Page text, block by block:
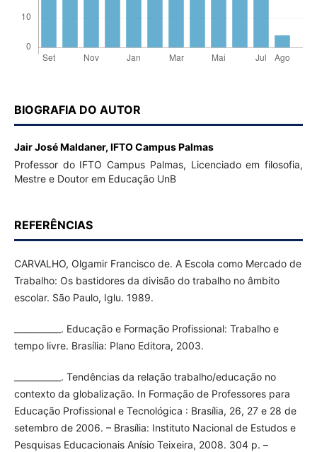
BIOGRAFIA DO AUTOR
Jair José Maldaner, IFTO Campus Palmas
Professor do IFTO Campus Palmas, Licenciado em filosofia,
Mestre e Doutor em Educação UnB
REFERÊNCIAS
CARVALHO, Olgamir Francisco de. A Escola como Mercado de
Trabalho: Os bastidores da divisão do trabalho no âmbito
escolar. São Paulo, Iglu. 1989.
___________. Educação e Formação Profissional: Trabalho e
tempo livre. Brasília: Plano Editora, 2003.
___________. Tendências da relação trabalho/educação no
contexto da globalização. In Formação de Professores para
Educação Profissional e Tecnológica : Brasília, 26, 27 e 28 de
setembro de 2006. – Brasília: Instituto Nacional de Estudos e
Pesquisas Educacionais Anísio Teixeira, 2008. 304 p. –